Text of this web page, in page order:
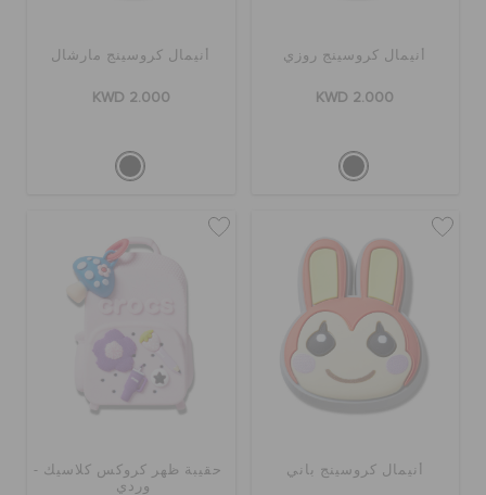
أنيمال كروسينج روزي
KWD 2.000
أنيمال كروسينج مارشال
KWD 2.000
أنيمال كروسينج باني
حقيبة ظهر كروكس كلاسيك -
وردي